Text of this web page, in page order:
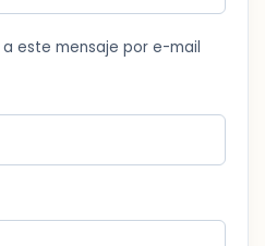
este mensaje por e-mail